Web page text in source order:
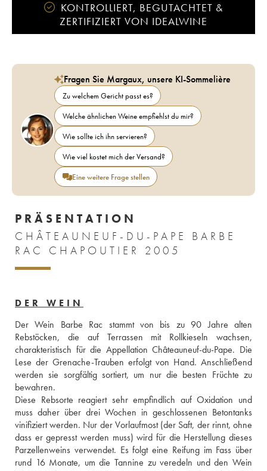
KONTROLLIERT, BEGUTACHTET &
ZERTIFIZIERT VON IDEALWINE
Fragen Sie Margaux, unsere KI-Sommelière
Zu welchem Gericht passt es?
Welche ähnlichen Weine empfiehlst du mir?
Wie sollte ich ihn servieren?
Wie viel kostet mich der Versand?
Eine weitere Frage stellen
PRÄSENTATION
CHÂTEAUNEUF-DU-PAPE BARBE
RAC CHAPOUTIER 2005
DER WEIN
Der Wein Barbe Rac stammt von bis zu 90 Jahre alten
Rebstöcken, die auf Terrassen mit Rollkieseln wachsen,
charakteristisch für die Appellation Châteauneuf-du-Pape. Die
Lese der Grenache-Trauben erfolgt von Hand. Anschließend
werden sie sorgfältig sortiert, um nur die besten Früchte zu
bewahren.
Diese Rebsorte reagiert sehr empfindlich auf Oxidation und
muss daher über drei Wochen in geschlossenen Betontanks
vinifiziert werden. Nur der Vorlaufmost (der Saft, der rinnt, ohne
dass er gepresst werden muss) wird für die Herstellung dieses
Parzellenweins verwendet. Es folgt eine Reifung im Fass über
rund 16 Monate, um die Tannine zu veredeln und den Wein